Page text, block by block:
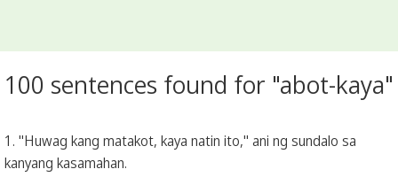
100 sentences found for "abot-kaya"
1. "Huwag kang matakot, kaya natin ito," ani ng sundalo sa
kanyang kasamahan.